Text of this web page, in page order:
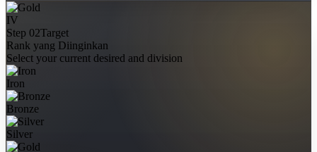
IV
Step 02Target
Rank yang Diinginkan
Select your current desired and division
Iron
Bronze
Silver